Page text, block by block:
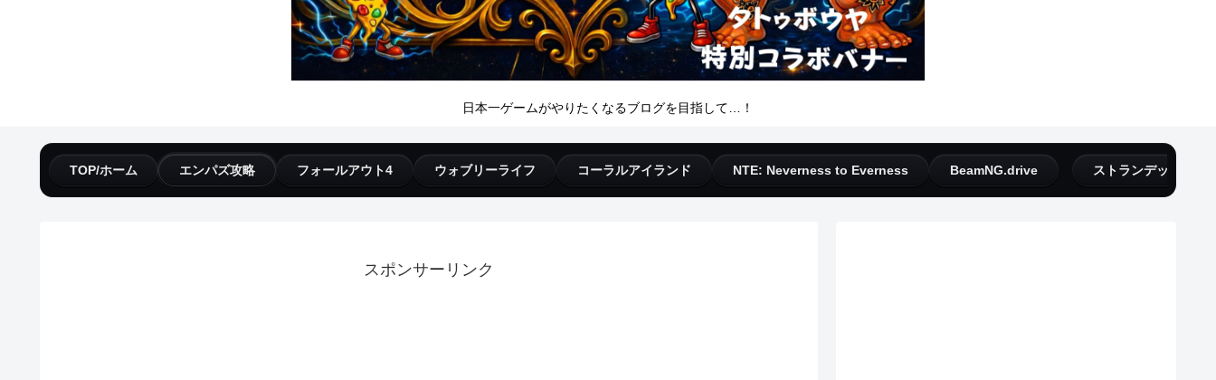
日本一ゲームがやりたくなるブログを目指して…！
TOP/ホーム エンパズ攻略 フォールアウト4 ウォブリーライフ コーラルアイランド NTE: Neverness to Everness BeamNG.drive ストランデッドディ
スポンサーリンク